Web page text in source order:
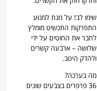
שימו לב! על מנת למנוע
התפרקות התכשיט מומלץ
לחבר את החוטים על ידי
שלושה – ארבעה קשרים
ולהדק היטב.
מה בערכה?
36 פרפרים בצבעים שונים